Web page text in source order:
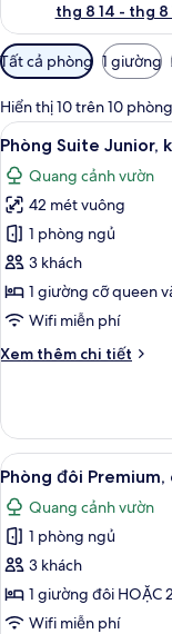
thg 8 14 - thg 8
Bộ
lọc
có
thể
dùng
để
lọc
tìm
phòng
Tất cả phòng 1 giường
Hiển thị 10 trên 10 phòng
Xem
tất
cả
ảnh
Phòng
Suite
Junior,
không
thuốc,
tắm
9
Phòng Suite Junior,
Quang cảnh vườn
42 mét vuông
1 phòng ngủ
3 khách
1 giường cỡ queen
Wifi miễn phí
Xem thêm chi tiết
Chi
Phòng
Suite
Junior,
không
hút
thuốc,
phòng
tắm
Xem
tất
cả
ảnh
Phòng
đôi
Premium,
7
Phòng đôi
Quang cảnh vườn
1 phòng ngủ
3 khách
1 giường đôi HOẶC
Wifi miễn phí